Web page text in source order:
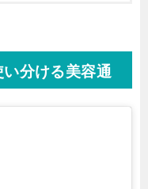
い分ける美容通